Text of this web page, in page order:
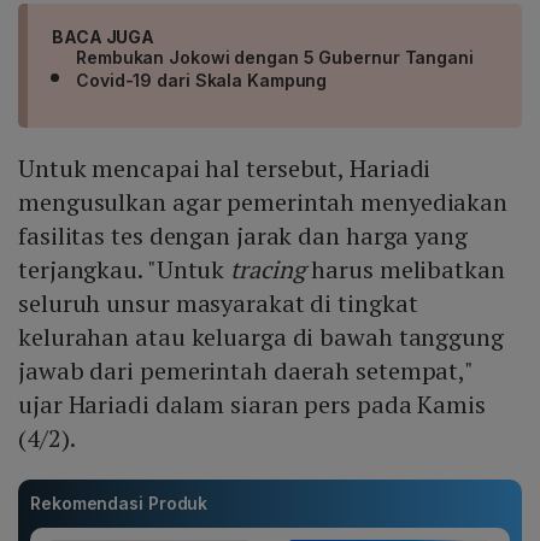
BACA JUGA
Rembukan Jokowi dengan 5 Gubernur Tangani
Covid-19 dari Skala Kampung
Untuk mencapai hal tersebut, Hariadi
mengusulkan agar pemerintah menyediakan
fasilitas tes dengan jarak dan harga yang
terjangkau. "Untuk tracingharus melibatkan
seluruh unsur masyarakat di tingkat
kelurahan atau keluarga di bawah tanggung
jawab dari pemerintah daerah setempat,"
ujar Hariadi dalam siaran pers pada Kamis
(4/2).
Rekomendasi Produk